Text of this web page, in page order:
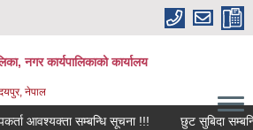
नगर कार्यपालिकाको कार्यालय
नेपाल
आवश्यक्ता सम्बन्धि सूचना !!! छुट सुबिदा सम्बन्धि